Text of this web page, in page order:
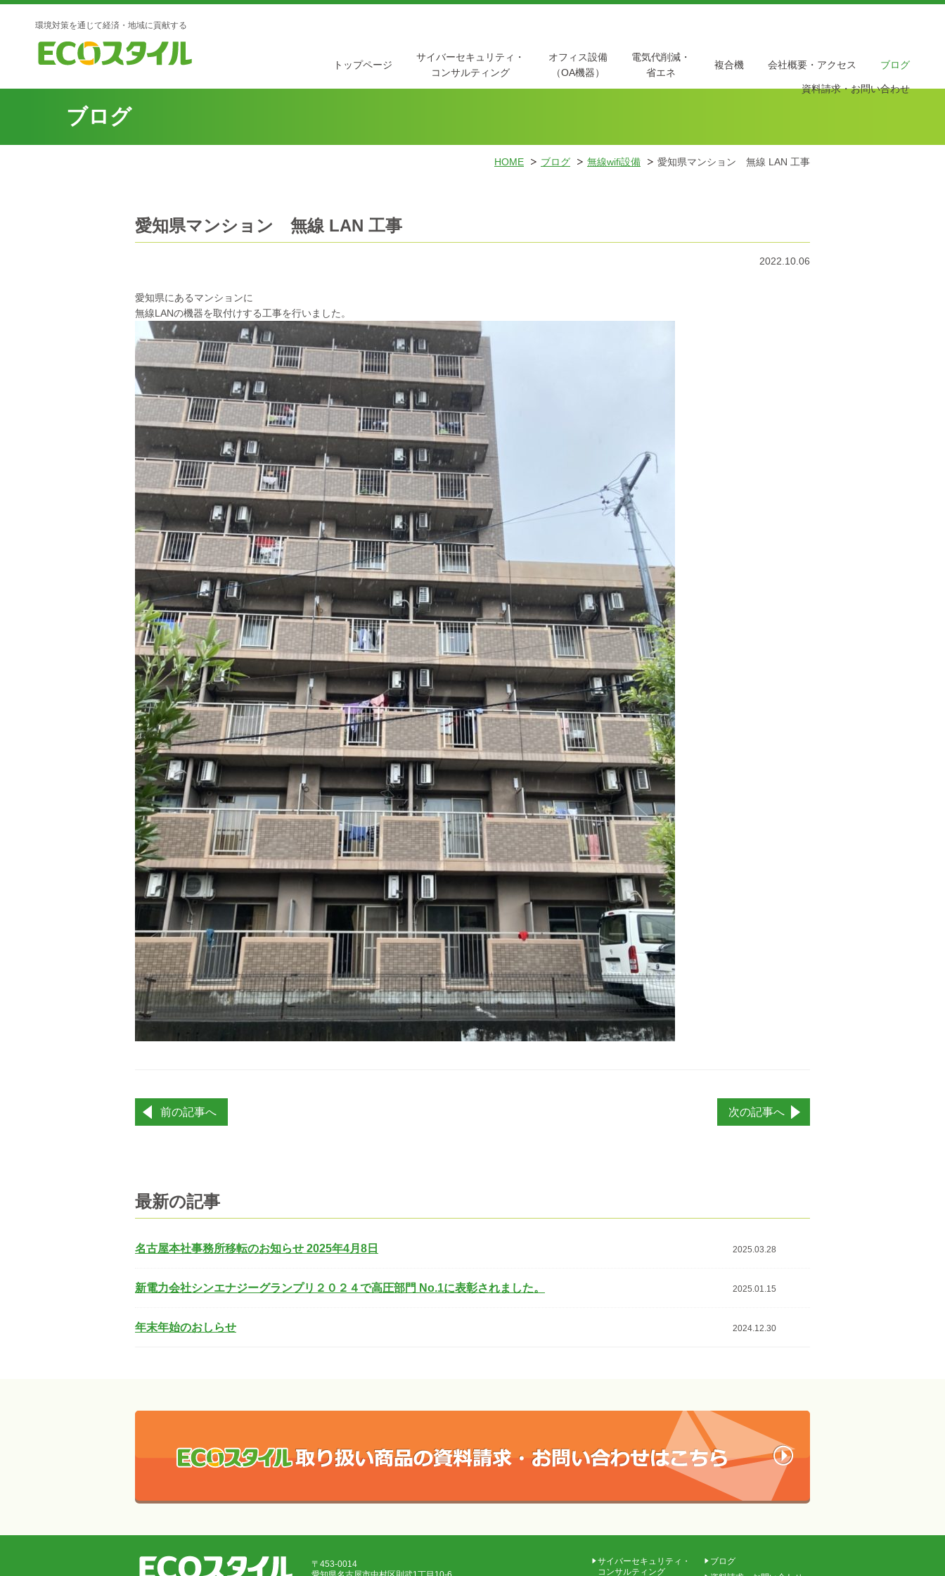
環境対策を通じて経済・地域に貢献する
トップページ
サイバーセキュリティ・
コンサルティング
オフィス設備
（OA機器）
電気代削減・
省エネ
複合機 会社概要・アクセス ブログ
資料請求・お問い合わせ
ブログ
HOME ブログ 無線wifi設備 愛知県マンション 無線 LAN 工事
愛知県マンション 無線 LAN 工事
2022.10.06
愛知県にあるマンションに
無線LANの機器を取付けする工事を行いました。
稿
ー
シ
ン
前の記事へ 次の記事へ
最新の記事
2025.03.28
名古屋本社事務所移転のお知らせ 2025年4月8日
2025.01.15
新電力会社シンエナジーグランプリ２０２４で高圧部門 No.1に表彰されました。
2024.12.30
年末年始のおしらせ
〒453-0014
サイバーセキュリティ・
コンサルティング
ブログ